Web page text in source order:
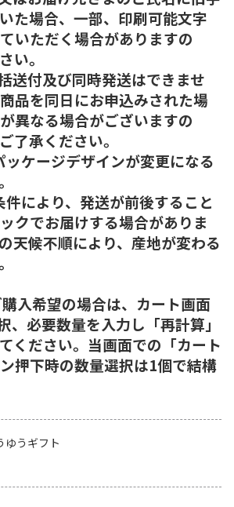
た場合、一部、印刷可能文字
いただく場合がありますの
い。
送付及び同時発送はできませ
品を同日にお申込みされた場
異なる場合がございますの
了承ください。
ッケージデザインが変更になる
により、発送が前後すること
クでお届けする場合がありま
天候不順により、産地が変わる
入希望の場合は、カート画面
、必要数量を入力し「再計算」
ください。当画面での「カート
押下時の数量選択は1個で結構
ゆうギフト